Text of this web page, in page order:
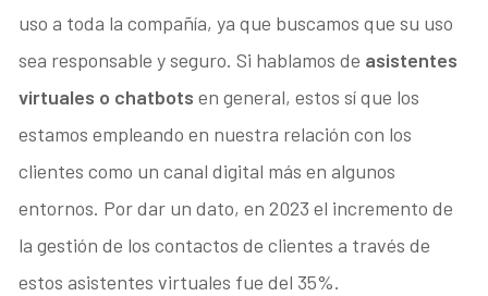
uso a toda la compañía, ya que buscamos que su uso
sea responsable y seguro. Si hablamos de asistentes
virtuales o chatbotsen general, estos sí que los
estamos empleando en nuestra relación con los
clientes como un canal digital más en algunos
entornos. Por dar un dato, en 2023 el incremento de
la gestión de los contactos de clientes a través de
estos asistentes virtuales fue del 35%.